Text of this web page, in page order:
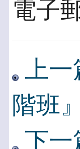
電子
上
階班』
下一